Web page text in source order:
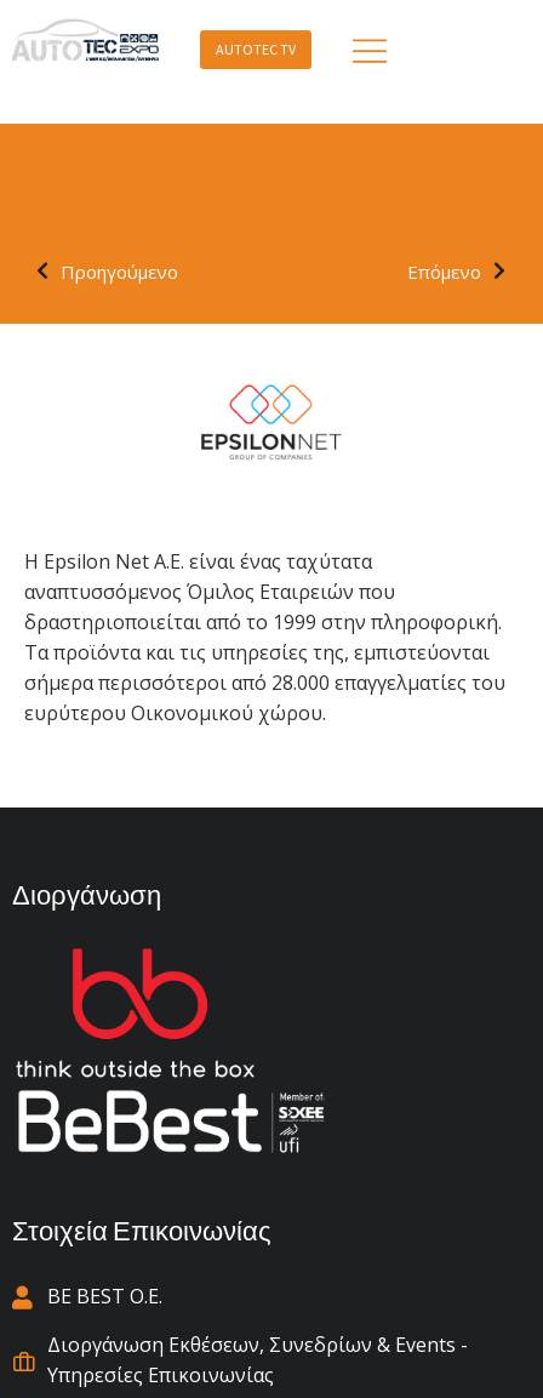
AUTOTEC TV
Προηγούμενο Επόμενο
Η Epsilon Net A.E. είναι ένας ταχύτατα
αναπτυσσόμενος Όμιλος Εταιρειών που
δραστηριοποιείται από το 1999 στην πληροφορική.
Τα προϊόντα και τις υπηρεσίες της, εμπιστεύονται
σήμερα περισσότεροι από 28.000 επαγγελματίες του
ευρύτερου Οικονομικού χώρου.
Διοργάνωση
Στοιχεία Επικοινωνίας
BE BEST Ο.Ε.
Διοργάνωση Εκθέσεων, Συνεδρίων & Events -
Υπηρεσίες Επικοινωνίας